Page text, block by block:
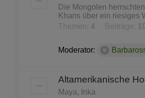
Die Mongolen
Khans über ein riesiges
Themen: 4 Beiträge:
Moderator:
Altamerikanische
Maya, Inka